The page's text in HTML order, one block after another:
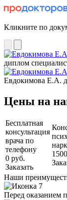
Кликните по
диплом
Евдокимова Е.А.
Цены на
Бесплатная
консультация
врача по
телефону
0 руб.
Заказать
Наши
Перед оказанием